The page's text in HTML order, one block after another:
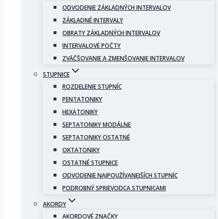
ODVODENIE ZÁKLADNÝCH INTERVALOV
ZÁKLADNÉ INTERVALY
OBRATY ZÁKLADNÝCH INTERVALOV
INTERVALOVÉ POČTY
ZVÄČŠOVANIE A ZMENŠOVANIE INTERVALOV
STUPNICE
ROZDELENIE STUPNÍC
PENTATONIKY
HEXATONIKY
SEPTATONIKY MODÁLNE
SEPTATONIKY OSTATNÉ
OKTATONIKY
OSTATNÉ STUPNICE
ODVODENIE NAJPOUŽÍVANEJŠÍCH STUPNÍC
PODROBNÝ SPRIEVODCA STUPNICAMI
AKORDY
AKORDOVÉ ZNAČKY